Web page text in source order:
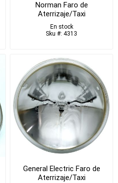
Norman Faro de
Aterrizaje/Taxi
En stock
Sku #: 4313
General Electric Faro de
Aterrizaje/Taxi